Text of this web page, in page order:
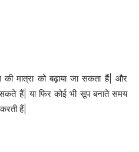
मात्रा को बढ़ाया जा सकता हैं| और
हैं| या फिर कोई भी सूप बनाते समय
हैं|